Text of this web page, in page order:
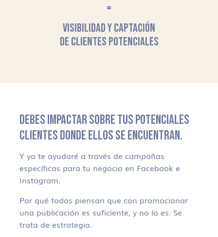
=
VISIBILIDAD Y CAPTACIÓN
DE CLIENTES POTENCIALES
DEBES IMPACTAR SOBRE TUS POTENCIALES
CLIENTES DONDE ELLOS SE ENCUENTRAN.
Y yo te ayudaré a través de campañas
específicas para tu negocio en Facebook e
Instagram.
Por qué todos piensan que con promocionar
una publicación es suficiente, y no lo es. Se
trata de estrategia.